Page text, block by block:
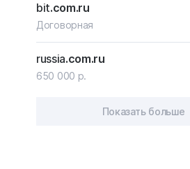
bit.com.ru
Договорная
russia.com.ru
650 000 р.
Показать больше